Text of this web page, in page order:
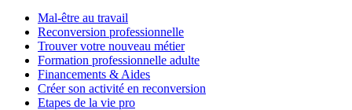
Mal-être au travail
Reconversion professionnelle
Trouver votre nouveau métier
Formation professionnelle adulte
Financements & Aides
Créer son activité en reconversion
Etapes de la vie pro